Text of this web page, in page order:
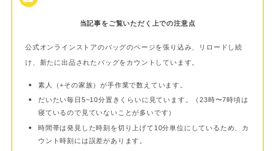
当記事をご覧いただく上での注意点
公式オンラインストアのバッグのページを張り込み、リロードし続
け、新たに出品されたバッグをカウントしています。
素人（+その家族）が手作業で数えています。
だいたい毎日5~10分置きくらいに見ています。（23時〜7時頃は
寝ているので見ていないことが多いです）
時間帯は発見した時刻を切り上げて10分単位にしているため、カ
ウント時刻には誤差があります。